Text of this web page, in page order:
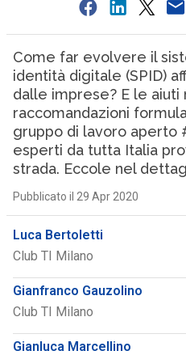
Come far evolvere il
identità digitale (SPID)
dalle imprese? E le aiuti
raccomandazioni
gruppo di lavoro aperto
esperti da tutta Italia
strada. Eccole nel
Pubblicato il 29 Apr 2020
Luca Bertoletti
Club TI Milano
Gianfranco Gauzolino
Club TI Milano
Gianluca Marcellino